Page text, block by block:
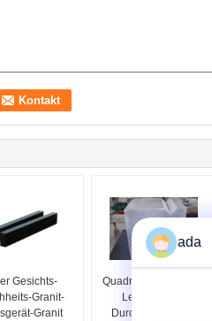
Gesichts-
Granit-
Granit
Quadratischer Granit-
Lehrenblock-
Durchmesser 400
ada